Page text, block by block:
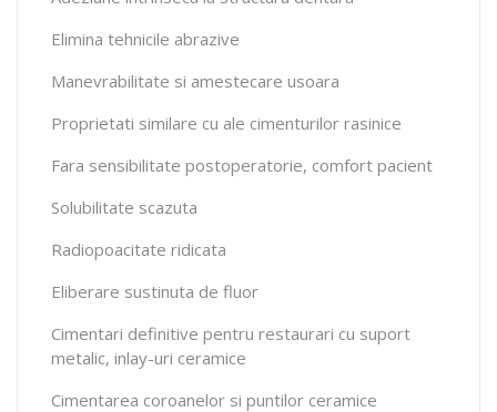
Elimina tehnicile abrazive
Manevrabilitate si amestecare usoara
Proprietati similare cu ale cimenturilor rasinice
Fara sensibilitate postoperatorie, comfort pacient
Solubilitate scazuta
Radiopoacitate ridicata
Eliberare sustinuta de fluor
Cimentari definitive pentru restaurari cu suport
metalic, inlay-uri ceramice
Cimentarea coroanelor si puntilor ceramice